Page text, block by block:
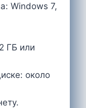
Windows 7,
ГБ или
около